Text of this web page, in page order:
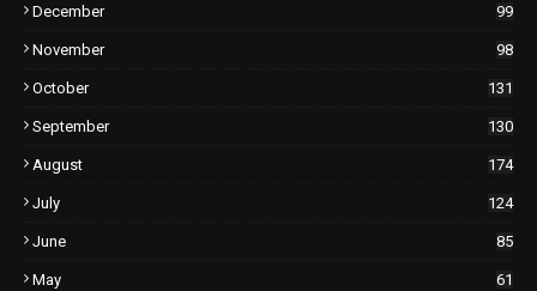
December 99
November 98
October 131
September 130
August 174
July 124
June 85
May 61